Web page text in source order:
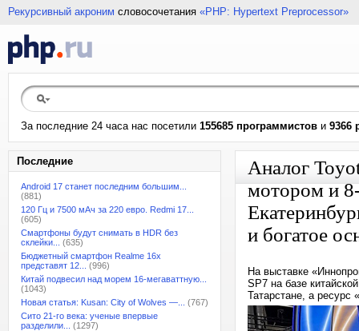
Рекурсивный акроним словосочетания «PHP: Hypertext Preprocessor»
За последние 24 часа нас посетили 155685 программистов и 9366
Последние
Android 17 станет последним большим...
(881)
120 Гц и 7500 мАч за 220 евро. Redmi 17...
(605)
Смартфоны будут снимать в HDR без
склейки...
(635)
Бюджетный смартфон Realme 16x
представят 12...
(996)
Китай подвесил над морем 16-мегаваттную...
(1043)
Новая статья: Kusan: City of Wolves —...
(767)
Сито 21-го века: ученые впервые
разделили...
(1297)
Аналог
мотором и
и богатое
На выставке
SP7 на базе
Татарстане, а